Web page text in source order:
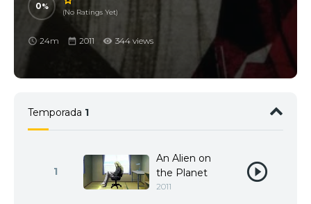
0
(No Ratings Yet)
24m 2011 344 views
Temporada 1
1
An Alien on
the Planet
2011